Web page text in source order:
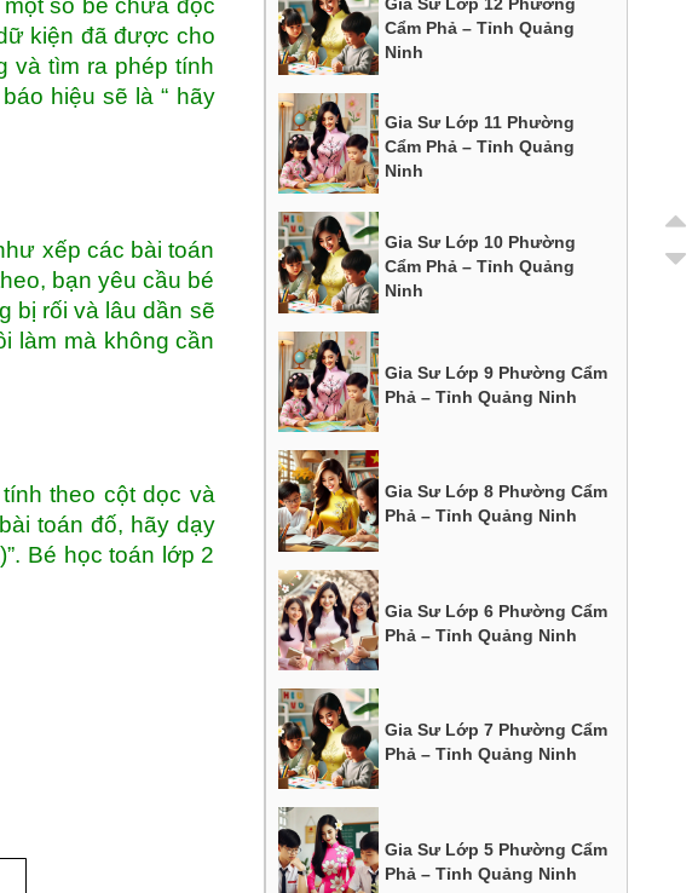
số bé chưa đọc
kiện đã được cho
và tìm ra phép tính
hiệu sẽ là “ hãy
xếp các bài toán
bạn yêu cầu bé
bị rối và lâu dần sẽ
làm mà không cần
theo cột dọc và
toán đố, hãy dạy
Bé học toán lớp 2
Cẩm Phả – Tỉnh Quảng
Ninh
Gia Sư Lớp 11 Phường
Cẩm Phả – Tỉnh Quảng
Ninh
Gia Sư Lớp 10 Phường
Cẩm Phả – Tỉnh Quảng
Ninh
Gia Sư Lớp 9 Phường Cẩm
Phả – Tỉnh Quảng Ninh
Gia Sư Lớp 8 Phường Cẩm
Phả – Tỉnh Quảng Ninh
Gia Sư Lớp 6 Phường Cẩm
Phả – Tỉnh Quảng Ninh
Gia Sư Lớp 7 Phường Cẩm
Phả – Tỉnh Quảng Ninh
Gia Sư Lớp 5 Phường Cẩm
Phả – Tỉnh Quảng Ninh